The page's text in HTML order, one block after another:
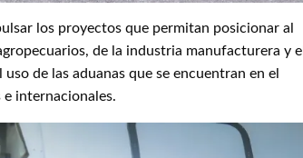
los proyectos que permitan posicionar al
de la industria manufacturera y el
de las aduanas que se encuentran en el
internacionales.